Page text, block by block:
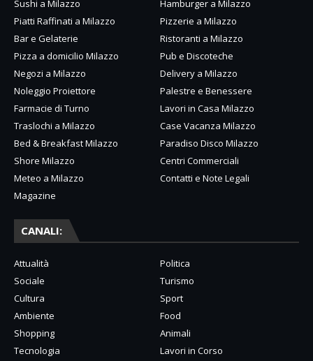
Sushi a Milazzo
Hamburger a Milazzo
Piatti Raffinati a Milazzo
Pizzerie a Milazzo
Bar e Gelaterie
Ristoranti a Milazzo
Pizza a domicilio Milazzo
Pub e Discoteche
Negozi a Milazzo
Delivery a Milazzo
Noleggio Proiettore
Palestre e Benessere
Farmacie di Turno
Lavori in Casa Milazzo
Traslochi a Milazzo
Case Vacanza Milazzo
Bed & Breakfast Milazzo
Paradiso Disco Milazzo
Shore Milazzo
Centri Commerciali
Meteo a Milazzo
Contatti e Note Legali
Magazine
CANALI:
Attualità
Politica
Sociale
Turismo
Cultura
Sport
Ambiente
Food
Shopping
Animali
Tecnologia
Lavori in Corso